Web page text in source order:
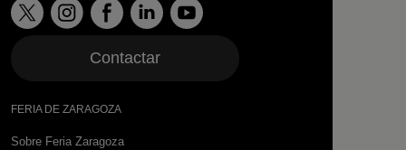
Contactar
FERIA DE ZARAGOZA
Sobre Feria Zaragoza